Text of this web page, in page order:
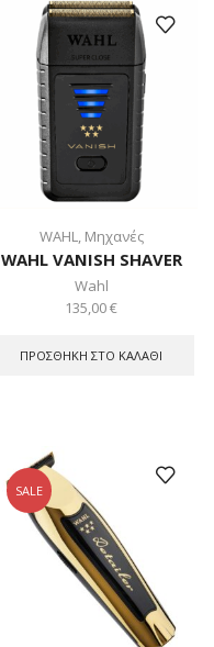
WAHL, Μηχανές
WAHL VANISH SHAVER
Wahl
135,00€
ΠΡΟΣΘΉΚΗ ΣΤΟ ΚΑΛΆΘΙ
SALE